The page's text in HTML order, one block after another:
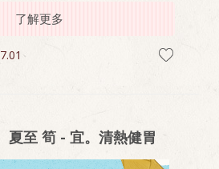
了解更多
夏至 筍 - 宜。清熱健胃